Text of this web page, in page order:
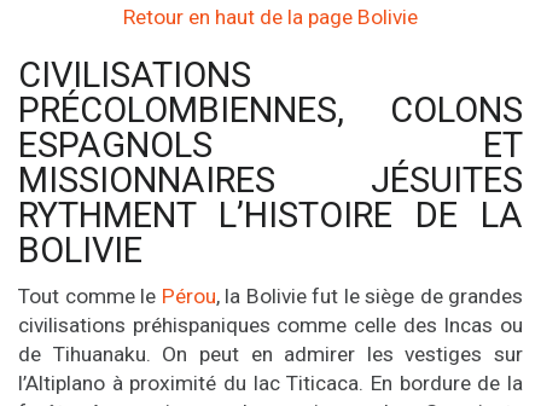
Retour en haut de la page Bolivie
CIVILISATIONS
PRÉCOLOMBIENNES, COLONS
ESPAGNOLS ET
MISSIONNAIRES JÉSUITES
RYTHMENT L’HISTOIRE DE LA
BOLIVIE
Tout comme le Pérou, la Bolivie fut le siège de grandes
civilisations préhispaniques comme celle des Incas ou
de Tihuanaku. On peut en admirer les vestiges sur
l’Altiplano à proximité du lac Titicaca. En bordure de la